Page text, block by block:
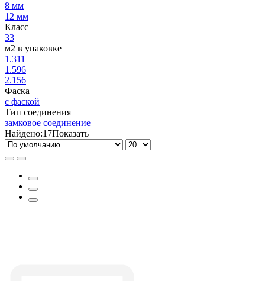
8 мм
12 мм
Класс
33
м2 в упаковке
1.311
1.596
2.156
Фаска
с фаской
Тип соединения
замковое соединение
Найдено:17Показать